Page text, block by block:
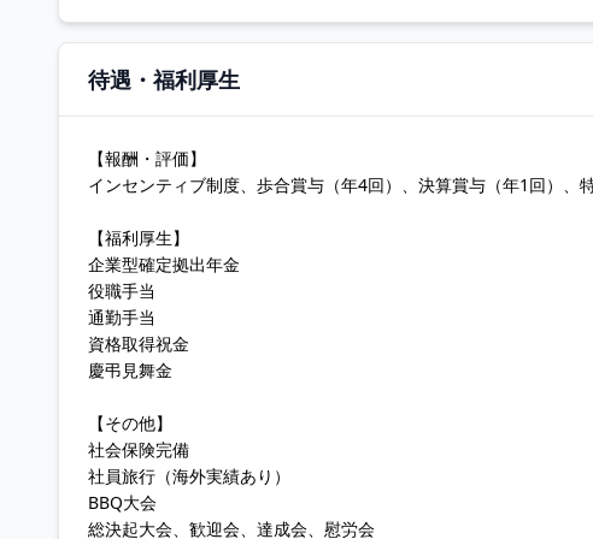
待遇・福利厚生
【報酬・評価】
インセンティブ制度、歩合賞与（年4回）、決算賞与（年1回）、
【福利厚生】
企業型確定拠出年金
役職手当
通勤手当
資格取得祝金
慶弔見舞金
【その他】
社会保険完備
社員旅行（海外実績あり）
BBQ大会
総決起大会、歓迎会、達成会、慰労会